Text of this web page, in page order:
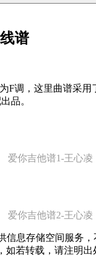
谱
F调，这里曲谱采
品。
爱你吉他谱1-王心凌
爱你吉他谱2-王心凌
息存储空间服务
若转载，请注明出